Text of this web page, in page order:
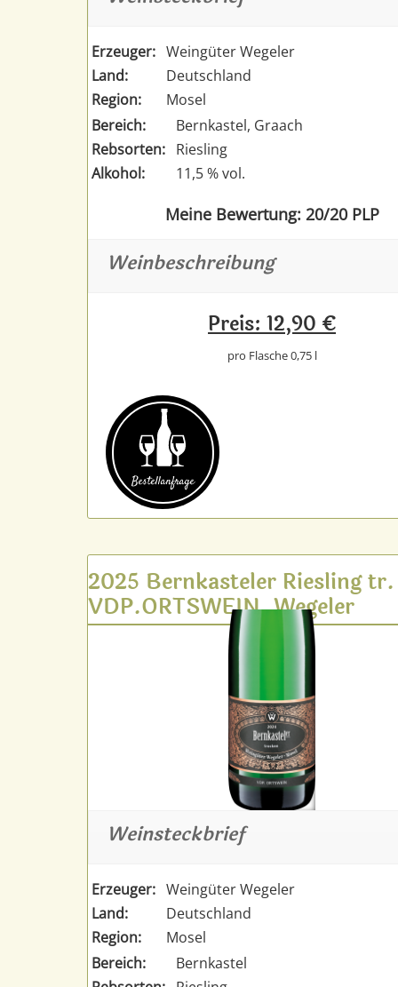
Erzeuger: Weingüter Wegeler
Land:
Deutschland
Region:
Mosel
Bereich:
Bernkastel, Graach
Rebsorten: Riesling
Alkohol:
11,5 % vol.
Meine Bewertung: 20/20 PLP
Weinbeschreibung
Preis: 12,90 €
pro Flasche 0,75 l
Bestell­anfrage
2025 Bernkasteler Riesling tr.
VDP.ORTSWEIN, Wegeler
Weinsteckbrief
Erzeuger: Weingüter Wegeler
Land:
Deutschland
Region:
Mosel
Bereich:
Bernkastel